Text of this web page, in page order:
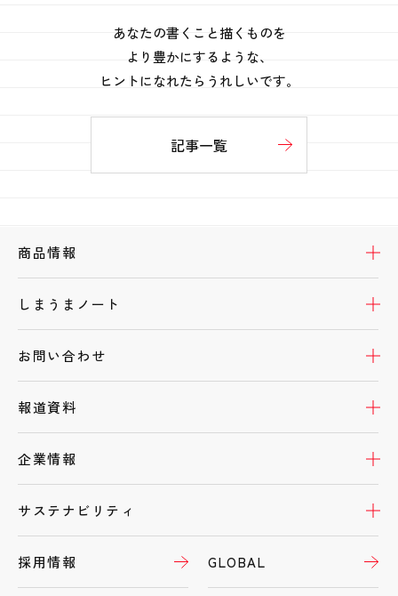
あなたの書くこと描くものを
より豊かにするような、
ヒントになれたらうれしいです。
記事一覧
商品情報
しまうまノート
お問い合わせ
報道資料
企業情報
サステナビリティ
採用情報 GLOBAL